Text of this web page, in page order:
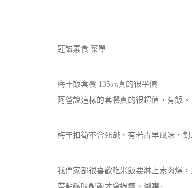
蓮誠素食 菜單
梅干飯套餐 135元真的很平價
阿爸說這樣的套餐真的很超值，有飯
梅干扣筍不會死鹹，有著古早風味，
我們家都很喜歡吃米飯要淋上素肉燥
帶點鹹味配飯才會過癮、涮嘴~